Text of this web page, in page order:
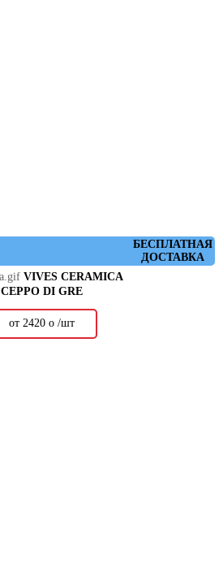
БЕСПЛАТНАЯ
ДОСТАВКА
VIVES CERAMICA
CEPPO DI GRE
от 2420 о/шт